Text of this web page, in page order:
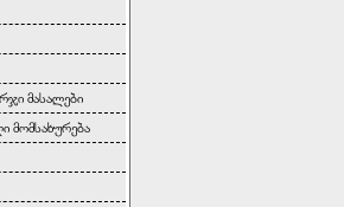
მასალები
მომსახურება